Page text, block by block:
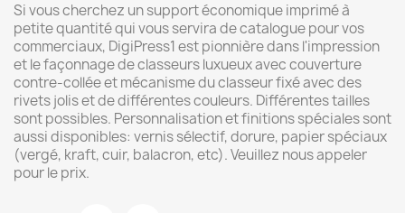
Si vous cherchez un support économique imprimé à
petite quantité qui vous servira de catalogue pour vos
commerciaux, DigiPress1 est pionnière dans l'impression
et le façonnage de classeurs luxueux avec couverture
contre-collée et mécanisme du classeur fixé avec des
rivets jolis et de différentes couleurs. Différentes tailles
sont possibles. Personnalisation et finitions spéciales sont
aussi disponibles: vernis sélectif, dorure, papier spéciaux
(vergé, kraft, cuir, balacron, etc). Veuillez nous appeler
pour le prix.